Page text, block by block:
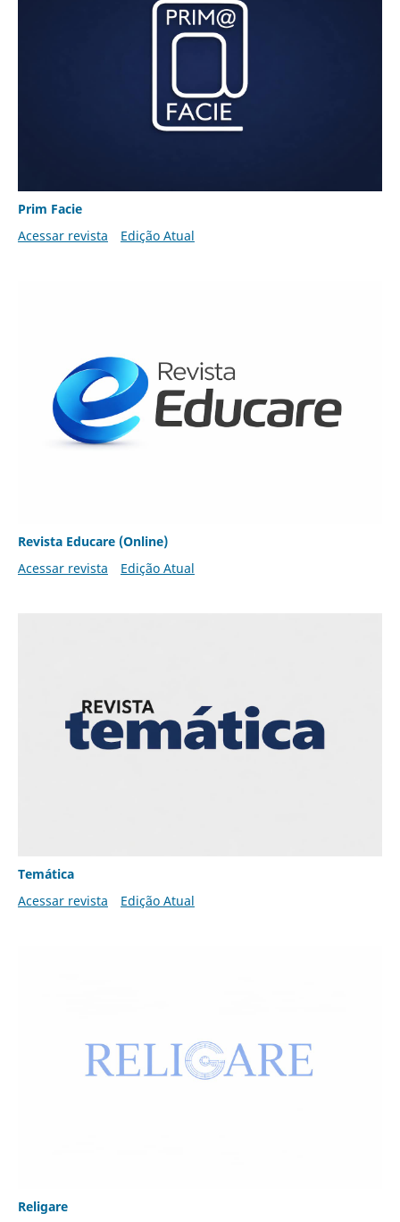
Prim Facie
Acessar revista
Edição Atual
Revista Educare (Online)
Acessar revista
Edição Atual
Temática
Acessar revista
Edição Atual
Religare